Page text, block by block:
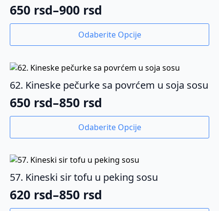
650 rsd–900 rsd
Raspon
od
650 rsd
do
900 rsd
Odaberite Opcije
Ovaj
više
varijanti.
Opcije
biti
izabrane
stranici
62. Kineske pečurke sa povrćem u soja sosu
650 rsd–850 rsd
Raspon
od
650 rsd
do
850 rsd
Odaberite Opcije
Ovaj
ima
više
varijanti.
Opcije
biti
izabrane
57. Kineski sir tofu u peking sosu
620 rsd–850 rsd
Raspon